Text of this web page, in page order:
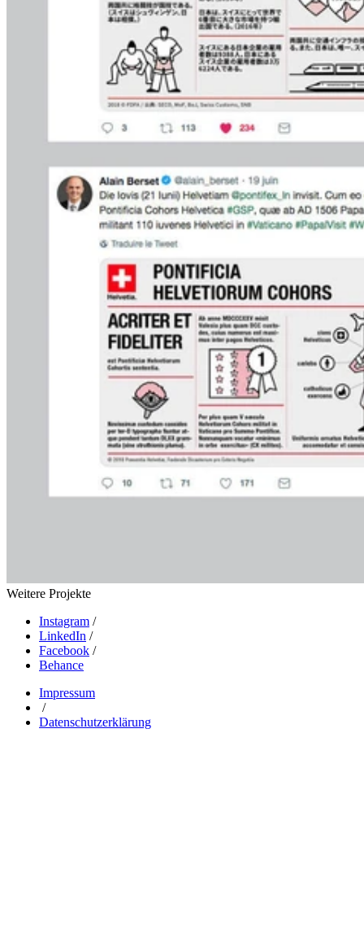
Weitere Projekte
Instagram /
LinkedIn /
Facebook /
Behance
Impressum
/
Datenschutzerklärung